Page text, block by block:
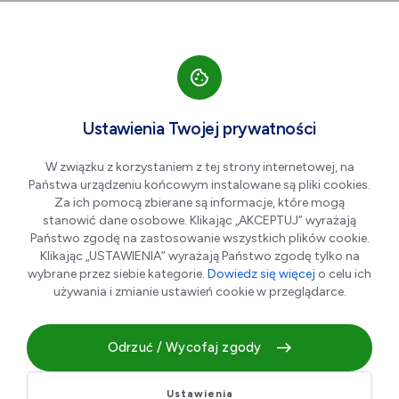
Bonifikata 500 zł na studia II
stopnia w Akademii WSB
Bonifikata 500 zł. na wszystkie kierunki studiów II-go
Ustawienia Twojej prywatności
W związku z korzystaniem z tej strony internetowej, na
Państwa urządzeniu końcowym instalowane są pliki cookies.
Za ich pomocą zbierane są informacje, które mogą
stanowić dane osobowe. Klikając „AKCEPTUJ” wyrażają
Państwo zgodę na zastosowanie wszystkich plików cookie.
Klikając „USTAWIENIA” wyrażają Państwo zgodę tylko na
wybrane przez siebie kategorie. Dowiedz się więcej o celu ich
używania i zmianie ustawień cookie w przeglądarce.
Odrzuć / Wycofaj zgody
Ustawienia